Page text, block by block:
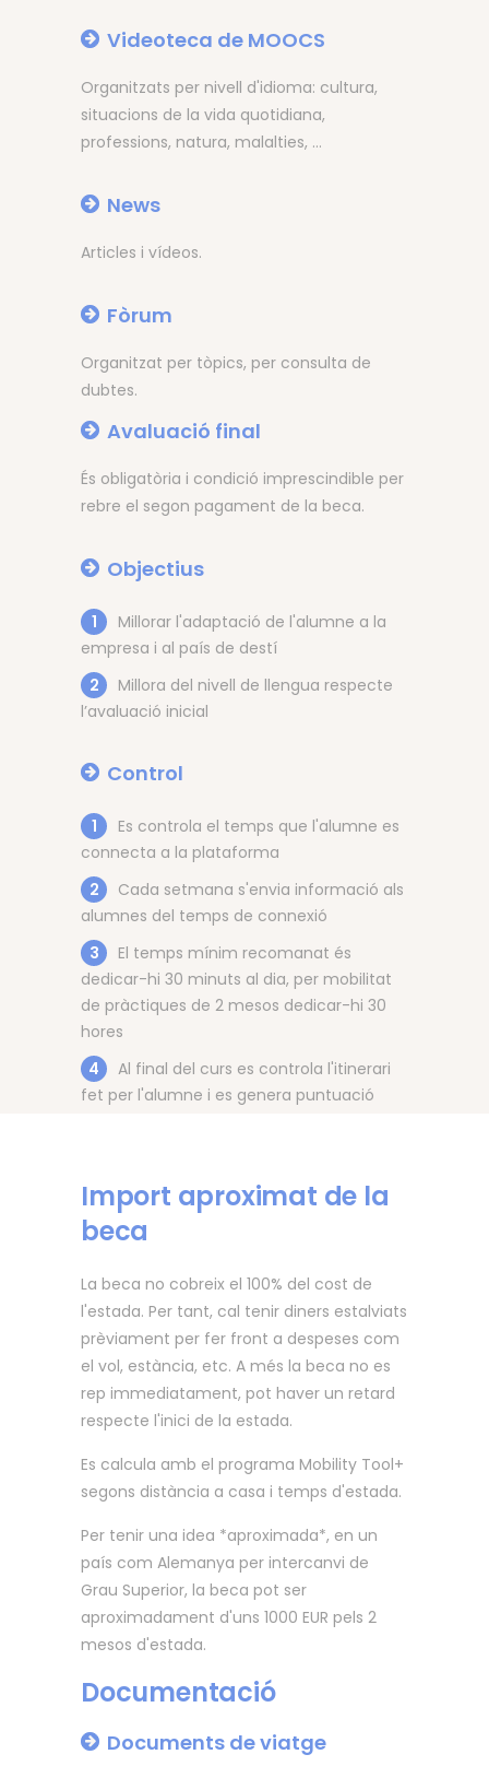
Videoteca de MOOCS
Organitzats per nivell d'idioma: cultura,
situacions de la vida quotidiana,
professions, natura, malalties, …
News
Articles i vídeos.
Fòrum
Organitzat per tòpics, per consulta de
dubtes.
Avaluació final
És obligatòria i condició imprescindible per
rebre el segon pagament de la beca.
Objectius
1
Millorar l'adaptació de l'alumne a la
empresa i al país de destí
2
Millora del nivell de llengua respecte
l’avaluació inicial
Control
1
Es controla el temps que l'alumne es
connecta a la plataforma
2
Cada setmana s'envia informació als
alumnes del temps de connexió
3
El temps mínim recomanat és
dedicar-hi 30 minuts al dia, per mobilitat
de pràctiques de 2 mesos dedicar-hi 30
hores
4
Al final del curs es controla l'itinerari
fet per l'alumne i es genera puntuació
Import aproximat de la
beca
La beca no cobreix el 100% del cost de
l'estada. Per tant, cal tenir diners estalviats
prèviament per fer front a despeses com
el vol, estància, etc. A més la beca no es
rep immediatament, pot haver un retard
respecte l'inici de la estada.
Es calcula amb el programa Mobility Tool+
segons distància a casa i temps d'estada.
Per tenir una idea *aproximada*, en un
país com Alemanya per intercanvi de
Grau Superior, la beca pot ser
aproximadament d'uns 1000 EUR pels 2
mesos d'estada.
Documentació
Documents de viatge